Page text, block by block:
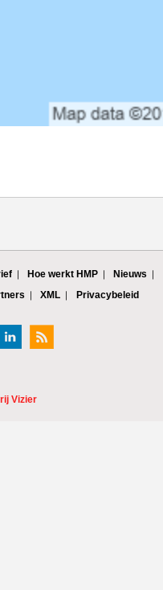
Hoe werkt HMP
Nieuws
XML Privacybeleid
Vizier